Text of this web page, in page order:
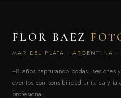
FLOR BAEZ
MAR DEL PLATA · ARGENTINA ·
+8 años capturando bodas, sesiones y
eventos con sensibilidad artística y
profesional.